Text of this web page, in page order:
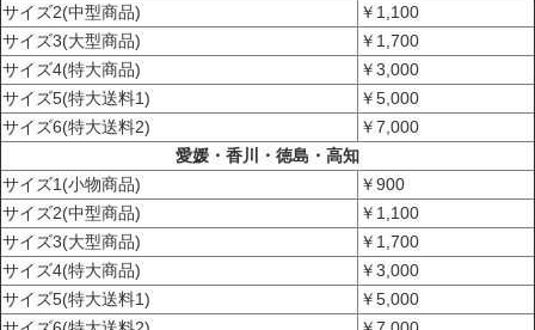
サイズ2(中型商品)
￥1,100
サイズ3(大型商品)
￥1,700
サイズ4(特大商品)
￥3,000
サイズ5(特大送料1)
￥5,000
サイズ6(特大送料2)
￥7,000
愛媛・香川・徳島・高知
サイズ1(小物商品)
￥900
サイズ2(中型商品)
￥1,100
サイズ3(大型商品)
￥1,700
サイズ4(特大商品)
￥3,000
サイズ5(特大送料1)
￥5,000